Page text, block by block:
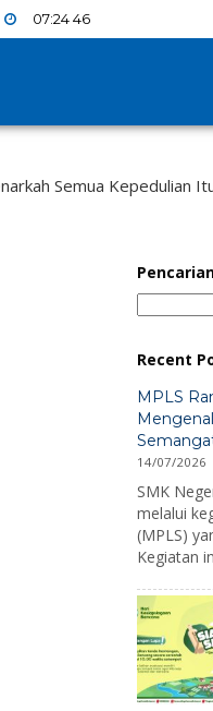
07:24 47
Semua Kepedulian
Recent
MPLS
14/07/2026
SMK
melalui
(MPLS)
Kegiatan